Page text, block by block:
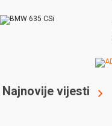
Najnovije vijesti